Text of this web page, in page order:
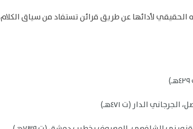
لأدائها عن طريق قرائن تستفاد من سياق الكلام
الدار (ت ٤٧١هـ)